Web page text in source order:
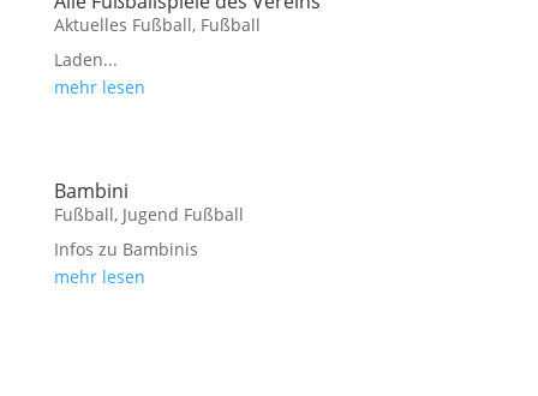
Aktuelles Fußball, Fußball
Laden...
mehr lesen
Bambini
Fußball, Jugend Fußball
Infos zu Bambinis
mehr lesen